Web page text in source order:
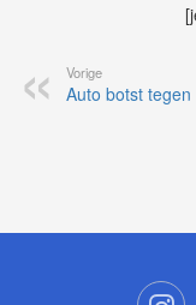
Vorige
Auto botst